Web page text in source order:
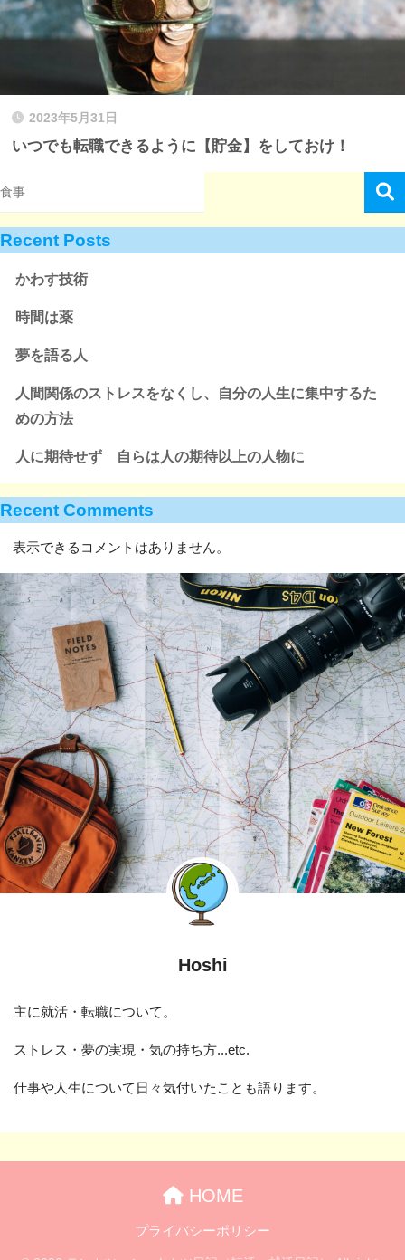
2023年5月31日
いつでも転職できるように【貯金】をしておけ！
Recent Posts
かわす技術
時間は薬
夢を語る人
人間関係のストレスをなくし、自分の人生に集中するた
めの方法
人に期待せず 自らは人の期待以上の人物に
Recent Comments
表示できるコメントはありません。
Hoshi
主に就活・転職について。
ストレス・夢の実現・気の持ち方...etc.
仕事や人生について日々気付いたことも語ります。
HOME
プライバシーポリシー